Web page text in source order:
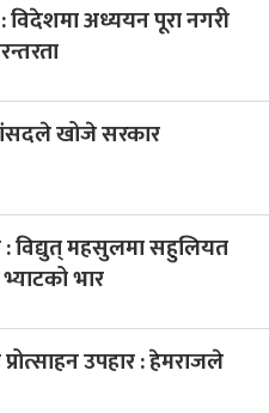
विदेशमा अध्ययन पूरा नगरी
खोजे सरकार
: विद्युत् महसुलमा सहुलियत
भार
उपहार : हेमराजले